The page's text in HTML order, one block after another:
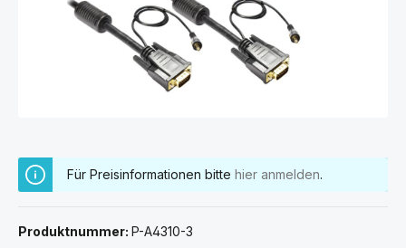
Für Preisinformationen bitte hier anmelden.
Produktnummer: P-A4310-3